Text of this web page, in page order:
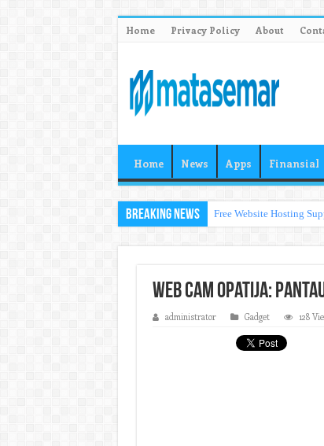
Home Privacy Policy About
Home News Apps Finansial
Breaking News Free Website Hosting
Web Cam Opatija:
administrator Gadget 128